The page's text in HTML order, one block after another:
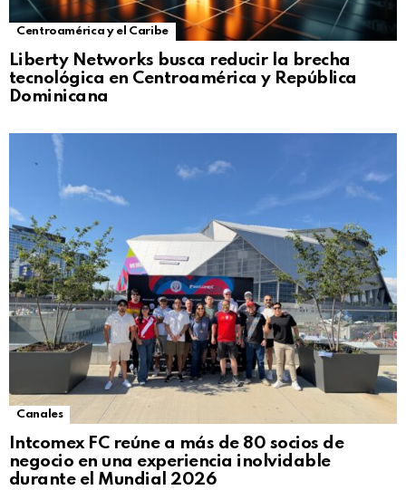
Centroamérica y el Caribe
Liberty Networks busca reducir la brecha
tecnológica en Centroamérica y República
Dominicana
Canales
Intcomex FC reúne a más de 80 socios de
negocio en una experiencia inolvidable
durante el Mundial 2026